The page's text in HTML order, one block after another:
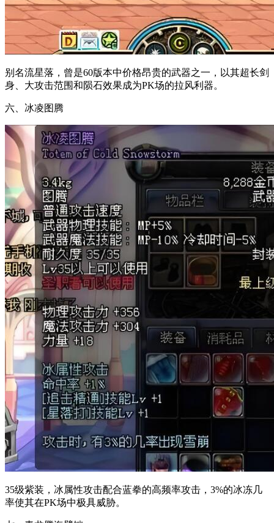
别名流星落，曾是60版本中价格昂贵的武器之一，以其超长剑
身、大攻击范围和陨石效果成为PK场的拉风利器。
六、冰凌图腾
35级紫装，冰属性攻击配合蓝拳的高频率攻击，3%的冰冻几
率使其在PK场中极具威胁。